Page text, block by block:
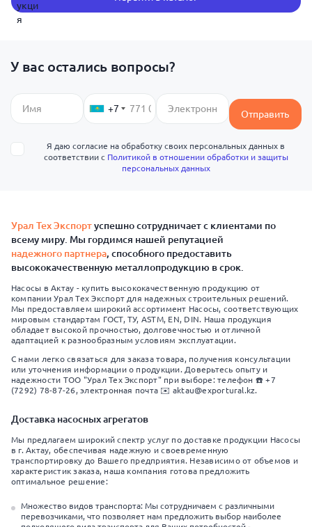
У вас остались вопросы?
+7 Отправить
Я даю согласие на обработку своих персональных данных в
соответствии с Политикой в отношении обработки и защиты
персональных данных
Урал Тех Экспортуспешно сотрудничает с клиентами по
всему миру. Мы гордимся нашей репутацией
надежного партнера, способного предоставить
высококачественную металлопродукцию в срок.
Насосы в Актау - купить высококачественную продукцию от
компании Урал Тех Экспорт для надежных строительных решений.
Мы предоставляем широкий ассортимент Насосы, соответствующих
мировым стандартам ГОСТ, ТУ, ASTM, EN, DIN. Наша продукция
обладает высокой прочностью, долговечностью и отличной
адаптацией к разнообразным условиям эксплуатации.
С нами легко связаться для заказа товара, получения консультации
или уточнения информации о продукции. Доверьтесь опыту и
надежности ТОО "Урал Тех Экспорт" при выборе: телефон ☎️ +7
(7292) 78-87-26, электронная почта ✉️ aktau@exportural.kz.
Доставка насосных агрегатов
Мы предлагаем широкий спектр услуг по доставке продукции Насосы
в г. Актау, обеспечивая надежную и своевременную
транспортировку до Вашего предприятия. Независимо от объемов и
характеристик заказа, наша компания готова предложить
оптимальное решение:
Множество видов транспорта: Мы сотрудничаем с различными
перевозчиками, что позволяет нам предложить выбор наиболее